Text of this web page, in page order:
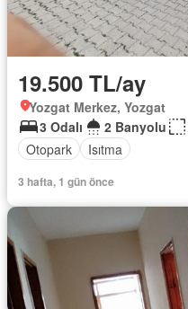
19.500 TL/ay
Yozgat Merkez, Yozgat
3 Odalı
2 Banyolu
Otopark
Isıtma
3 hafta, 1 gün önce